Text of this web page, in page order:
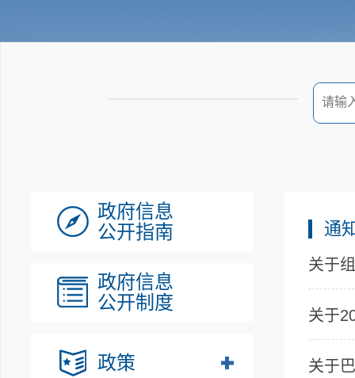
政府信息
公开指南
政府信息
公开制度
政策
通
关于
关于
关于